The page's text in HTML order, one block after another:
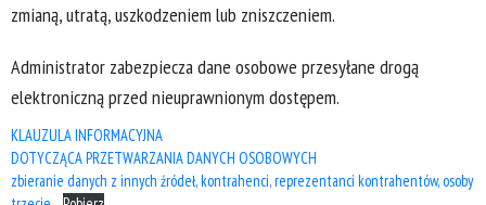
zmianą, utratą, uszkodzeniem lub zniszczeniem.
Administrator zabezpiecza dane osobowe przesyłane drogą
elektroniczną przed nieuprawnionym dostępem.
KLAUZULA INFORMACYJNA
DOTYCZĄCA PRZETWARZANIA DANYCH OSOBOWYCH
zbieranie danych z innych źródeł, kontrahenci, reprezentanci kontrahentów, osoby